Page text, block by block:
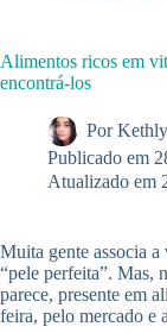
Alimentos ricos em
encontrá-los
Por
Publicado em
Atualizado em
Muita gente associa a
“pele perfeita”. Mas,
parece, presente em
feira, pelo mercado e